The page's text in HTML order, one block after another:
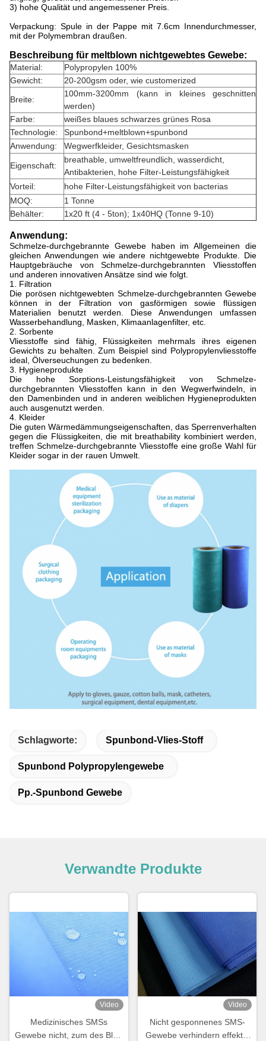
3) hohe Qualität und angemessener Preis.
Verpackung: Spule in der Pappe mit 7.6cm Innendurchmesser,
mit der Polymembran draußen.
Beschreibung für meltblown nichtgewebtes Gewebe:
Material:
Polypropylen 100%
Gewicht:
20-200gsm oder, wie customerized
Breite:
100mm-3200mm (kann in kleines geschnitten
werden)
Farbe:
weißes blaues schwarzes grünes Rosa
Technologie:
Spunbond+meltblown+spunbond
Anwendung:
Wegwerfkleider, Gesichtsmasken
Eigenschaft:
breathable, umweltfreundlich, wasserdicht,
Antibakterien, hohe Filter-Leistungsfähigkeit
Vorteil:
hohe Filter-Leistungsfähigkeit von bacterias
MOQ:
1 Tonne
Behälter:
1x20 ft (4 - 5ton); 1x40HQ (Tonne 9-10)
Anwendung:
Schmelze-durchgebrannte Gewebe haben im Allgemeinen die
gleichen Anwendungen wie andere nichtgewebte Produkte. Die
Hauptgebräuche von Schmelze-durchgebrannten Vliesstoffen
und anderen innovativen Ansätze sind wie folgt.
1. Filtration
Die porösen nichtgewebten Schmelze-durchgebrannten Gewebe
können in der Filtration von gasförmigen sowie flüssigen
Materialien benutzt werden. Diese Anwendungen umfassen
Wasserbehandlung, Masken, Klimaanlagenfilter, etc.
2. Sorbente
Vliesstoffe sind fähig, Flüssigkeiten mehrmals ihres eigenen
Gewichts zu behalten. Zum Beispiel sind Polypropylenvliesstoffe
ideal, Ölverseuchungen zu bedenken.
3. Hygieneprodukte
Die hohe Sorptions-Leistungsfähigkeit von Schmelze-
durchgebrannten Vliesstoffen kann in den Wegwerfwindeln, in
den Damenbinden und in anderen weiblichen Hygieneprodukten
auch ausgenutzt werden.
4. Kleider
Die guten Wärmedämmungseigenschaften, das Sperrenverhalten
gegen die Flüssigkeiten, die mit breathability kombiniert werden,
treffen Schmelze-durchgebrannte Vliesstoffe eine große Wahl für
Kleider sogar in der rauen Umwelt.
Schlagworte: Spunbond-Vlies-Stoff
Spunbond Polypropylengewebe
Pp.-Spunbond Gewebe
Verwandte Produkte
Video
Medizinisches SMSs
Gewebe nicht, zum des Blut-
Video
Nicht gesponnenes SMS-
Gewebe verhindern effektiv